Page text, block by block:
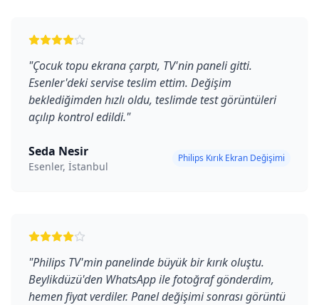
"Çocuk topu ekrana çarptı, TV'nin paneli gitti.
Esenler'deki servise teslim ettim. Değişim
beklediğimden hızlı oldu, teslimde test görüntüleri
açılıp kontrol edildi."
Seda Nesir
Esenler, İstanbul
Philips Kırık Ekran Değişimi
"Philips TV'min panelinde büyük bir kırık oluştu.
Beylikdüzü'den WhatsApp ile fotoğraf gönderdim,
hemen fiyat verdiler. Panel değişimi sonrası görüntü